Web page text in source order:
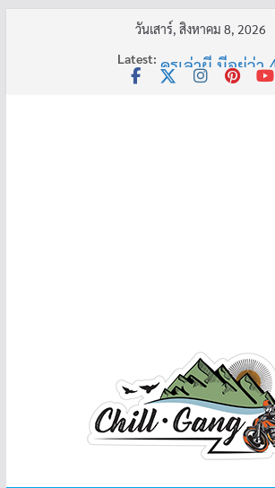
วันเสาร์, สิงหาคม 8, 2026
Latest:
อ้วนแต่พยายาม 2
ครูเล่าผี มีอยู่ว่า 4